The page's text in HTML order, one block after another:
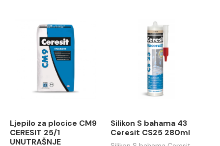
Ljepilo za plocice CM9
CERESIT 25/1
UNUTRAŠNJE
Silikon S bahama 43
Ceresit CS25 280ml